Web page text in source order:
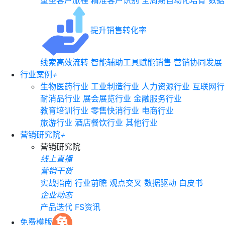
提升销售转化率
线索高效流转 智能辅助工具赋能销售 营销协同发展
行业案例 +
生物医药行业 工业制造行业 人力资源行业 互联网
耐消品行业 展会展览行业 金融服务行业
教育培训行业 零售快消行业 电商行业
旅游行业 酒店餐饮行业 其他行业
营销研究院+
营销研究院
线上直播
营销干货
实战指南 行业前瞻 观点交叉 数据驱动 白皮书
企业动态
产品迭代 FS资讯
免费模版